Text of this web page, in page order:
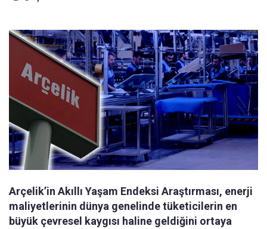
Arçelik’in Akıllı Yaşam Endeksi Araştırması, enerji
maliyetlerinin dünya genelinde tüketicilerin en
büyük çevresel kaygısı haline geldiğini ortaya